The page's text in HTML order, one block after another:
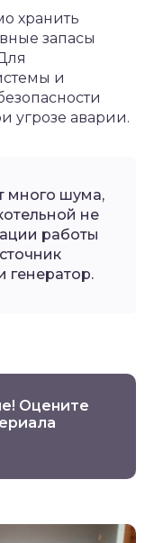
хранить
запасы
и
угрозе аварии.
много шума,
не
работы
генератор.
Оцените